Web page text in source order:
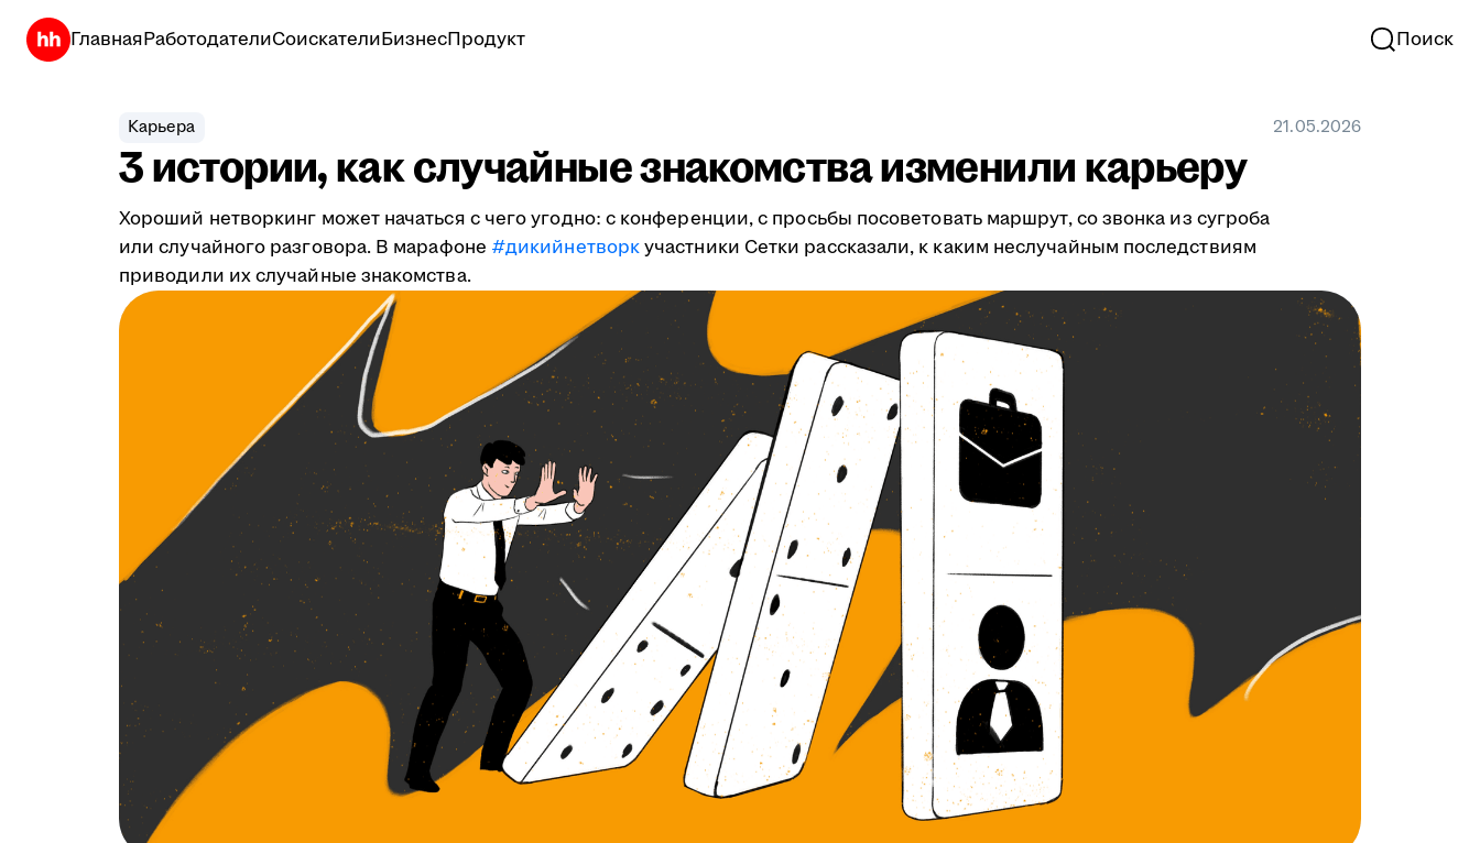
ГлавнаяРаботодателиСоискателиБизнесПродукт Поиск
Карьера 21.05.2026
3 истории, как случайные знакомства изменили карьеру
Хороший нетворкинг может начаться с чего угодно: с конференции, с просьбы посоветовать маршрут, со звонка из сугроба
или случайного разговора. В марафоне #дикийнетворкучастники Сетки рассказали, к каким неслучайным последствиям
приводили их случайные знакомства.